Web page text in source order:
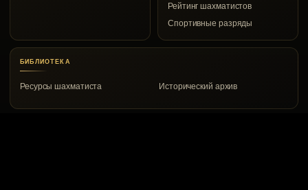
Рейтинг шахматистов
Спортивные разряды
БИБЛИОТЕКА
Ресурсы шахматиста Исторический архив